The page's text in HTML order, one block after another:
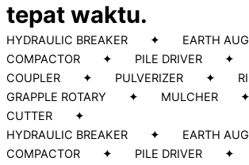
tepat waktu.
HYDRAULIC BREAKER ✦ EARTH
COMPACTOR ✦ PILE DRIVER ✦
COUPLER ✦ PULVERIZER ✦
GRAPPLE ROTARY ✦ MULCHER
CUTTER ✦
HYDRAULIC BREAKER ✦ EARTH
COMPACTOR ✦ PILE DRIVER ✦